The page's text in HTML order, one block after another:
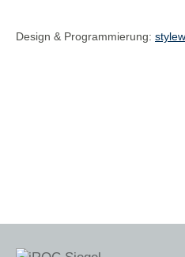
Design & Programmierung: